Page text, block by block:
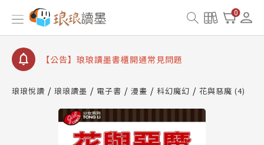
0
【公告】琅琅讀墨數位閱讀資產合併與書櫃開通申請
【公告】琅琅讀墨 3 分鐘完成書櫃開通與資產合併申
查詢
【公告】琅琅讀墨數位閱讀資產合併與書櫃開通申請
琅琅悅讀 琅琅讀墨 電子書 漫畫 科幻魔幻 花與惡魔 (4)